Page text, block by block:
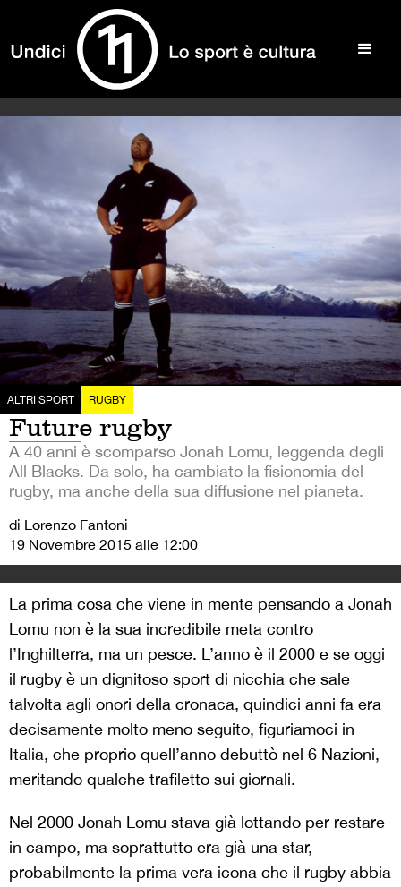
ALTRI SPORT RUGBY
Future rugby
A 40 anni è scomparso Jonah Lomu, leggenda degli
All Blacks. Da solo, ha cambiato la fisionomia del
rugby, ma anche della sua diffusione nel pianeta.
di Lorenzo Fantoni
19 Novembre 2015 alle 12:00
La prima cosa che viene in mente pensando a Jonah
Lomu non è la sua incredibile meta contro
l’Inghilterra, ma un pesce. L’anno è il 2000 e se oggi
il rugby è un dignitoso sport di nicchia che sale
talvolta agli onori della cronaca, quindici anni fa era
decisamente molto meno seguito, figuriamoci in
Italia, che proprio quell’anno debuttò nel 6 Nazioni,
meritando qualche trafiletto sui giornali.
Nel 2000 Jonah Lomu stava già lottando per restare
in campo, ma soprattutto era già una star,
probabilmente la prima vera icona che il rugby abbia